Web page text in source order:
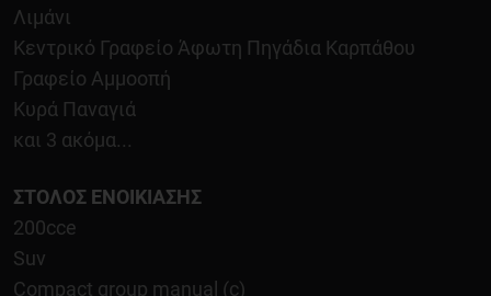
Λιμάνι
Κεντρικό Γραφείο Άφωτη Πηγάδια Καρπάθου
Γραφείο Αμμοοπή
Κυρά Παναγιά
και 3 ακόμα...
ΣΤΌΛΟΣ ΕΝΟΙΚΊΑΣΗΣ
200cce
Suv
Compact group manual (c)